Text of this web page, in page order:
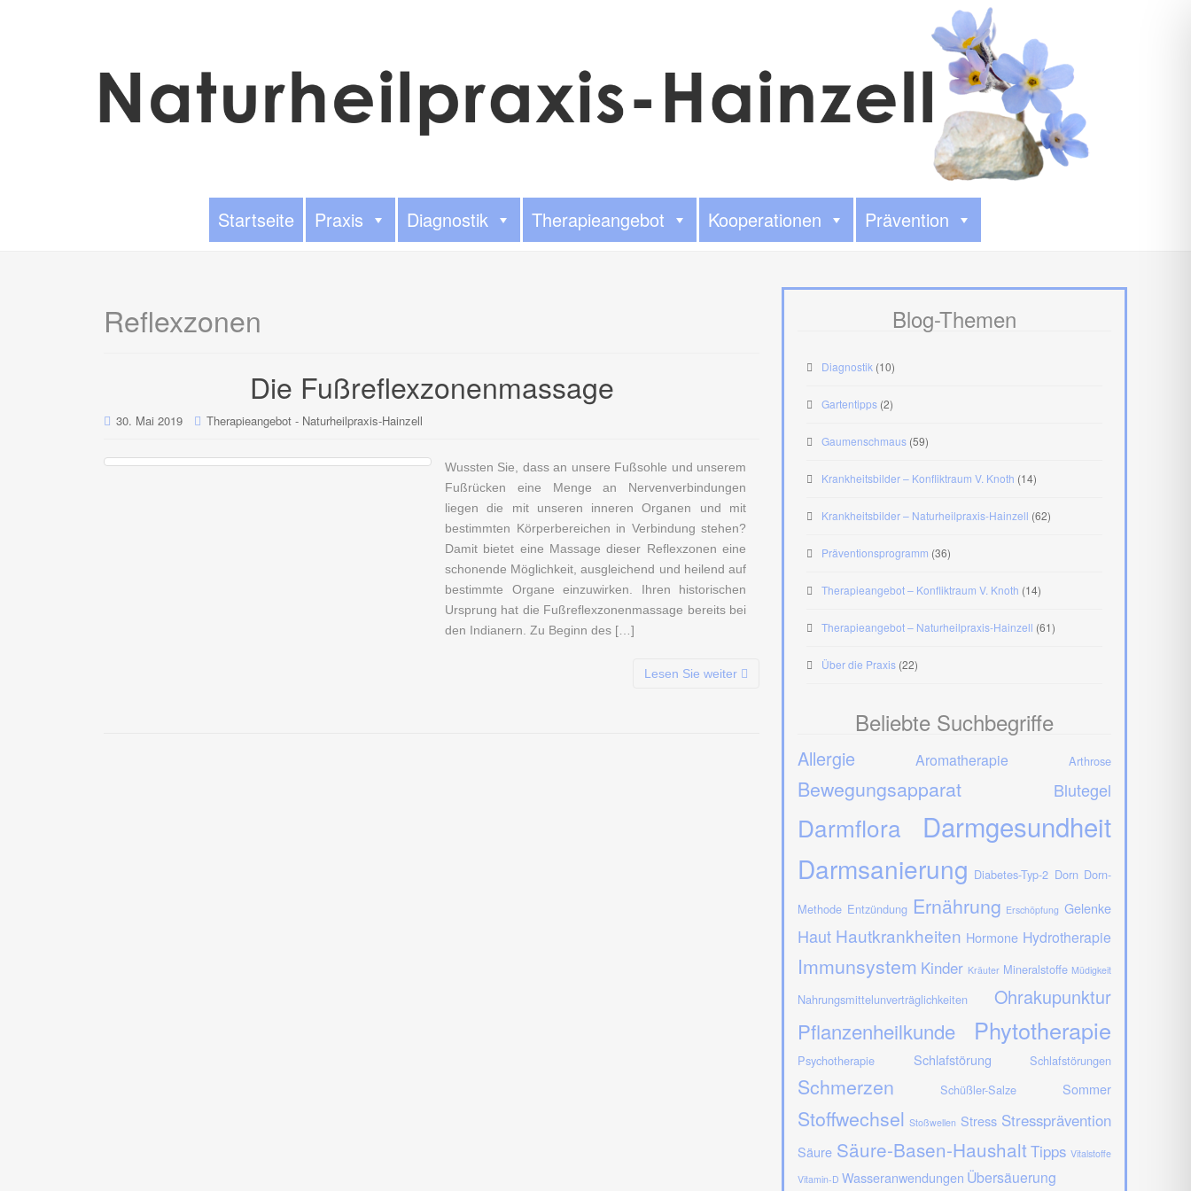
Startseite Praxis Diagnostik Therapieangebot Kooperationen Prävention
Reflexzonen
Die Fußreflexzonenmassage
30. Mai 2019 Therapieangebot - Naturheilpraxis-Hainzell
Wussten Sie, dass an unsere Fußsohle und unserem
Fußrücken eine Menge an Nervenverbindungen
liegen die mit unseren inneren Organen und mit
bestimmten Körperbereichen in Verbindung stehen?
Damit bietet eine Massage dieser Reflexzonen eine
schonende Möglichkeit, ausgleichend und heilend auf
bestimmte Organe einzuwirken. Ihren historischen
Ursprung hat die Fußreflexzonenmassage bereits bei
den Indianern. Zu Beginn des […]
Lesen Sie weiter
Blog-Themen
Diagnostik (10)
Gartentipps (2)
Gaumenschmaus (59)
Krankheitsbilder – Konfliktraum V. Knoth (14)
Krankheitsbilder – Naturheilpraxis-Hainzell (62)
Präventionsprogramm (36)
Therapieangebot – Konfliktraum V. Knoth (14)
Therapieangebot – Naturheilpraxis-Hainzell (61)
Über die Praxis (22)
Beliebte Suchbegriffe
Allergie Aromatherapie Arthrose
Bewegungsapparat Blutegel
Darmflora Darmgesundheit
Darmsanierung Diabetes-Typ-2 Dorn Dorn-
Methode Entzündung Ernährung Erschöpfung Gelenke
Haut Hautkrankheiten Hormone Hydrotherapie
Immunsystem Kinder Kräuter Mineralstoffe Müdigkeit
Nahrungsmittelunverträglichkeiten Ohrakupunktur
Pflanzenheilkunde Phytotherapie
Psychotherapie Schlafstörung Schlafstörungen
Schmerzen Schüßler-Salze Sommer
Stoffwechsel Stoßwellen Stress Stressprävention
Säure Säure-Basen-HaushaltTipps Vitalstoffe
Vitamin-D Wasseranwendungen Übersäuerung